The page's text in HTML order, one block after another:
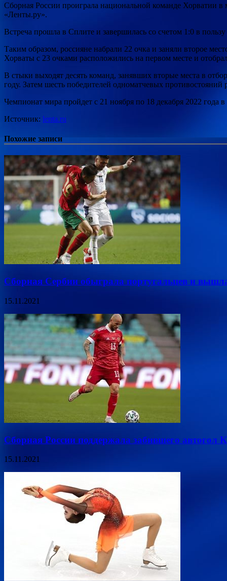
Сборная России проиграла национальной команде Хорватии в
«Ленты.ру».
Встреча прошла в Сплите и завершилась со счетом 1:0 в
Таким образом, россияне набрали 22 очка и заняли второе
Хорваты с 23 очками расположились на первом месте и
В стыки выходят десять команд, занявших вторые места в
году. Затем шесть победителей одноматчевых
Чемпионат мира пройдет с 21 ноября по 18 декабря 2022 года
Источник: lenta.ru
Похожие записи
Сборная Сербии обыграла португальцев и
15.11.2021
Сборная России поддержала забившего автогол
15.11.2021